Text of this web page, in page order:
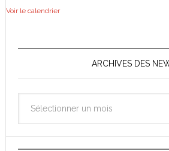
Voir le calendrier
ARCHIVES DES
des
News